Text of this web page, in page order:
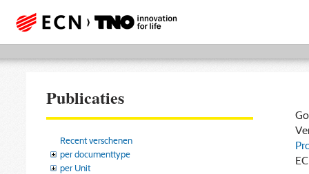
Publicaties
Recent verschenen
per documenttype
per Unit